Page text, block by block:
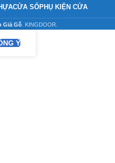
CỬA SỔPHỤ KIỆN CỬA
Giả Gỗ . KINGDOOR.
Ý